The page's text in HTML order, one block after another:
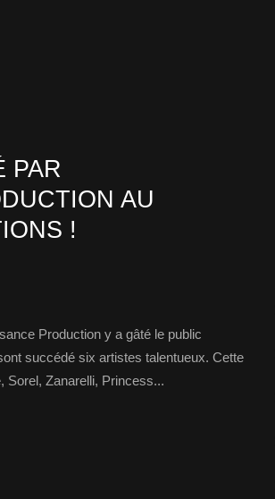
PAR
AU
!
Production y a gâté le public
succédé six artistes talentueux. Cette
Sorel, Zanarelli, Princess...